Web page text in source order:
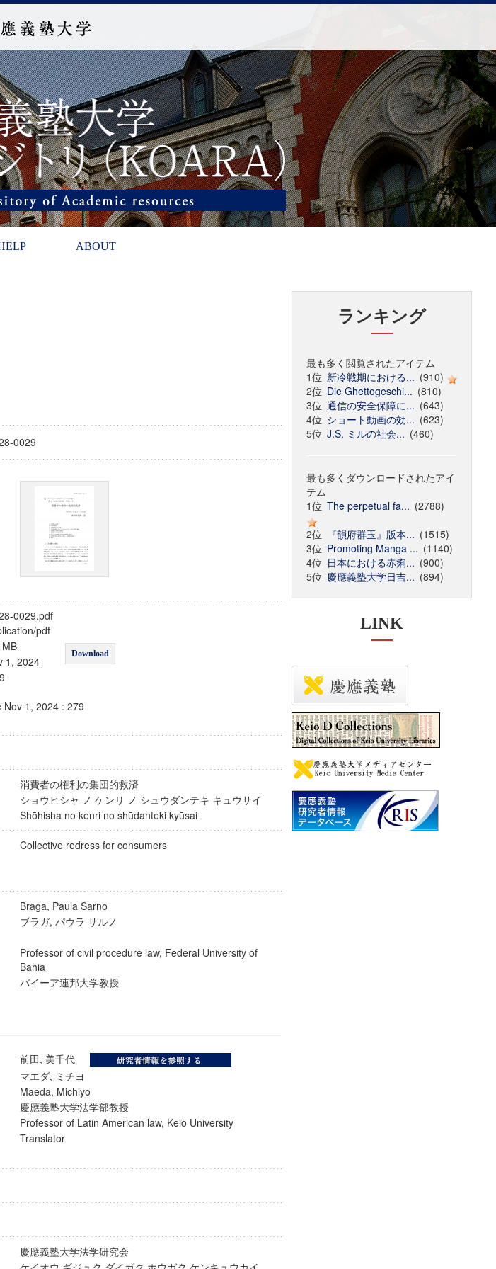
ABOUT
0029
0029.pdf
pdf
Download
1, 2024
Nov 1, 2024 : 279
消費者の権利の集団的救済
ショウヒシャ ノ ケンリ ノ シュウダンテキ キュウサイ
Shōhisha no kenri no shūdanteki kyūsai
Collective redress for consumers
Braga, Paula Sarno
ブラガ, パウラ サルノ
Professor of civil procedure law, Federal University of
Bahia
バイーア連邦大学教授
前田, 美千代
マエダ, ミチヨ
Maeda, Michiyo
慶應義塾大学法学部教授
Professor of Latin American law, Keio University
Translator
慶應義塾大学法学研究会
ランキング
最も多く閲覧されたアイテム
1位 新冷戦期における... (910)
2位 Die Ghettogeschi... (810)
3位 通信の安全保障に... (643)
4位 ショート動画の効... (623)
5位 J.S. ミルの社会... (460)
最も多くダウンロードされたアイ
テム
1位 The perpetual fa... (2788)
2位
『韻府群玉』版本... (1515)
3位 Promoting Manga ... (1140)
4位 日本における赤痢... (900)
5位 慶應義塾大学日吉... (894)
LINK